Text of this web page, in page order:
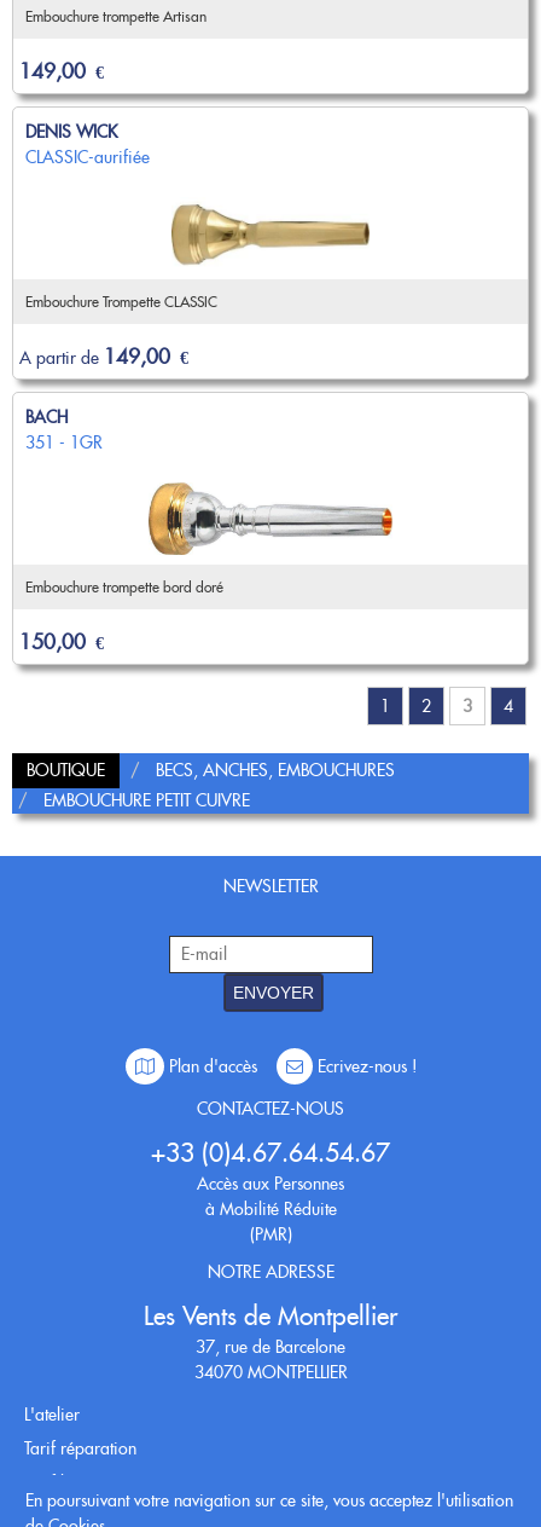
Embouchure trompette Artisan
149,00 €
DENIS WICK
CLASSIC-aurifiée
Embouchure Trompette CLASSIC
A partir de 149,00 €
BACH
351 - 1GR
Embouchure trompette bord doré
150,00 €
1 2 3 4
BOUTIQUE
BECS, ANCHES, EMBOUCHURES
EMBOUCHURE PETIT CUIVRE
En poursuivant votre navigation sur ce site, vous acceptez l'utilisation
NEWSLETTER
ENVOYER
Plan d'accès
Ecrivez-nous !
CONTACTEZ-NOUS
+33 (0)4.67.64.54.67
Accès aux Personnes
à Mobilité Réduite
(PMR)
NOTRE ADRESSE
Les Vents de Montpellier
37, rue de Barcelone
34070 MONTPELLIER
L'atelier
Tarif réparation
Tarif location
Conditions générales